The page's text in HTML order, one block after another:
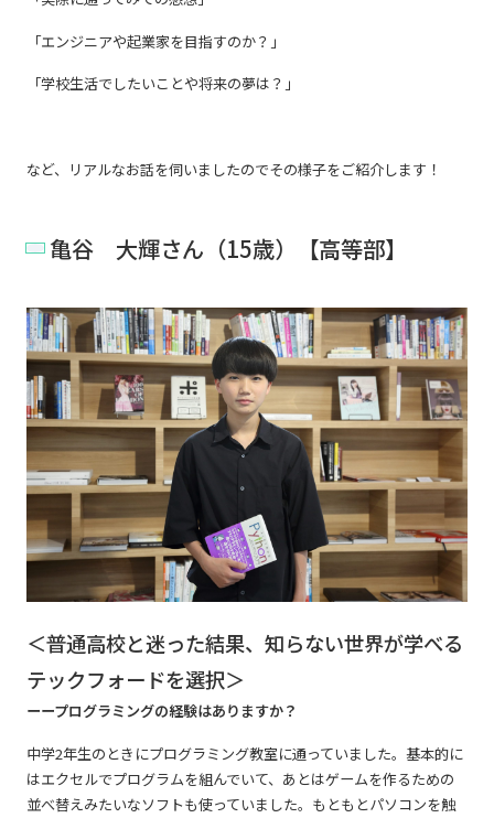
「エンジニアや起業家を目指すのか？」
「学校生活でしたいことや将来の夢は？」
など、リアルなお話を伺いましたのでその様子をご紹介します！
亀谷 大輝さん（15歳）【高等部】
＜普通高校と迷った結果、知らない世界が学べる
テックフォードを選択＞
ーープログラミングの経験はありますか？
中学2年生のときにプログラミング教室に通っていました。基本的に
はエクセルでプログラムを組んでいて、あとはゲームを作るための
並べ替えみたいなソフトも使っていました。もともとパソコンを触